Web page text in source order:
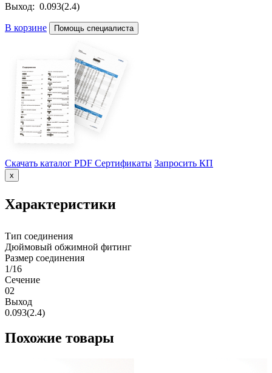
Выход: 0.093(2.4)
В корзине Помощь специалиста
Скачать каталог PDF Сертификаты Запросить КП
x
Характеристики
Тип соединения
Дюймовый обжимной фитинг
Размер соединения
1/16
Сечение
02
Выход
0.093(2.4)
Похожие товары